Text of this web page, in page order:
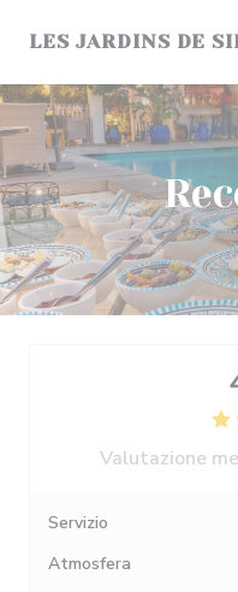
LES JARDINS DE
Valutazione
Servizio
Atmosfera